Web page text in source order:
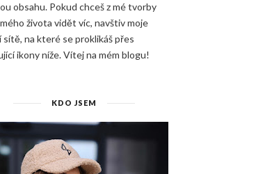
obsahu. Pokud chceš z mé tvorby
života vidět víc, navštiv moje
sítě, na které se proklikáš přes
ikony níže. Vítej na mém blogu!
KDO JSEM